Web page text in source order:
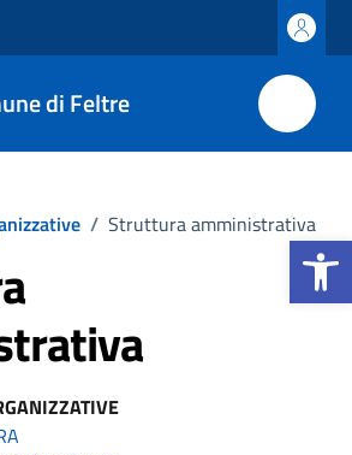
Apri la
di Feltre
/ Struttura amministrativa